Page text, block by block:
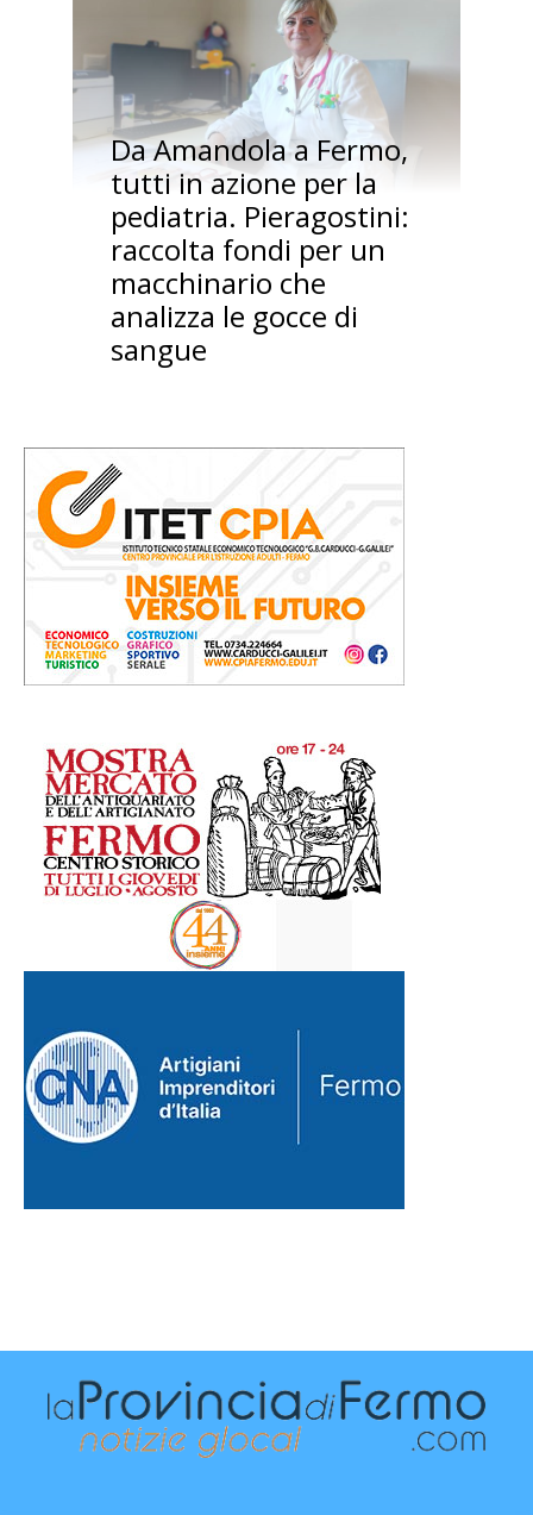
Da Amandola a Fermo,
tutti in azione per la
pediatria. Pieragostini:
raccolta fondi per un
macchinario che
analizza le gocce di
sangue